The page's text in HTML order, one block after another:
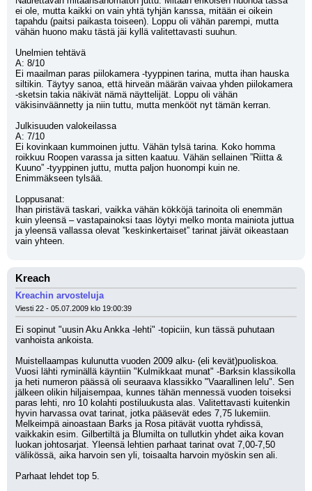
ei ole, mutta kaikki on vain yhtä tyhjän kanssa, mitään ei oikein
tapahdu (paitsi paikasta toiseen). Loppu oli vähän parempi, mutta
vähän huono maku tästä jäi kyllä valitettavasti suuhun.
Unelmien tehtävä
A: 8/10
Ei maailman paras piilokamera -tyyppinen tarina, mutta ihan hauska
siltikin. Täytyy sanoa, että hirveän määrän vaivaa yhden piilokamera
-sketsin takia näkivät nämä näyttelijät. Loppu oli vähän
väkisinväännetty ja niin tuttu, mutta menkööt nyt tämän kerran.
Julkisuuden valokeilassa
A: 7/10
Ei kovinkaan kummoinen juttu. Vähän tylsä tarina. Koko homma
roikkuu Roopen varassa ja sitten kaatuu. Vähän sellainen ”Riitta &
Kuuno” -tyyppinen juttu, mutta paljon huonompi kuin ne.
Enimmäkseen tylsää.
Loppusanat:
Ihan piristävä taskari, vaikka vähän kökköjä tarinoita oli enemmän
kuin yleensä – vastapainoksi taas löytyi melko monta mainiota juttua
ja yleensä vallassa olevat ”keskinkertaiset” tarinat jäivät oikeastaan
vain yhteen.
Kreach
Kreachin arvosteluja
Viesti 22 - 05.07.2009 klo 19:00:39
Ei sopinut "uusin Aku Ankka -lehti" -topiciin, kun tässä puhutaan
vanhoista ankoista.
Muistellaampas kulunutta vuoden 2009 alku- (eli kevät)puoliskoa.
Vuosi lähti ryminällä käyntiin "Kulmikkaat munat" -Barksin klassikolla
ja heti numeron päässä oli seuraava klassikko "Vaarallinen lelu". Sen
jälkeen olikin hiljaisempaa, kunnes tähän mennessä vuoden toiseksi
paras lehti, nro 10 kolahti postiluukusta alas. Valitettavasti kuitenkin
hyvin harvassa ovat tarinat, jotka pääsevät edes 7,75 lukemiin.
Melkeimpä ainoastaan Barks ja Rosa pitävät vuotta ryhdissä,
vaikkakin esim. Gilbertiltä ja Blumilta on tullutkin yhdet aika kovan
luokan johtosarjat. Yleensä lehtien parhaat tarinat ovat 7,00-7,50
välikössä, aika harvoin sen yli, toisaalta harvoin myöskin sen ali.
Parhaat lehdet top 5.